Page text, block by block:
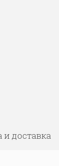
и доставка